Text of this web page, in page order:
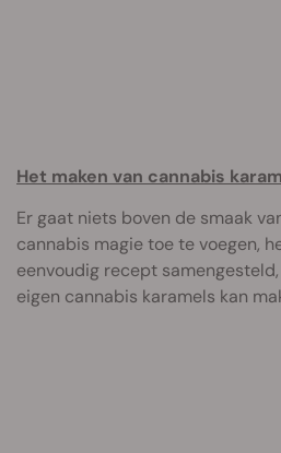
Het maken van cannabis
Er gaat niets boven de smaak
cannabis magie toe te voegen,
eenvoudig recept
eigen cannabis karamels kan